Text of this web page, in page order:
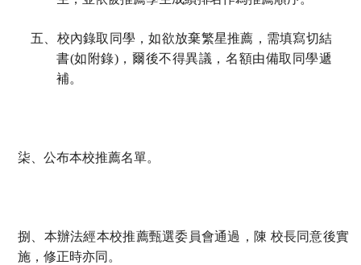
五、校內錄取同學，如欲放棄繁星推薦，需填寫切結
書(如附錄)，爾後不得異議，名額由備取同學遞
補。
柒、公布本校推薦名單。
捌、本辦法經本校推薦甄選委員會通過，陳 校長同意後實
施，修正時亦同。